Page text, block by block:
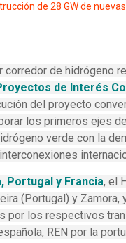
de 28 GW de
corredor de hidrógeno
de Interés
del proyecto
los primeros ejes
verde con la
Portugal y Francia, el
(Portugal) y Zamora,
por los respectivos
REN por la